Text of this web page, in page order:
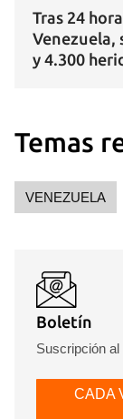
Tras 24
Venezuela,
y 4.300
Temas
VENEZUELA
Boletín
Suscripción al
CADA